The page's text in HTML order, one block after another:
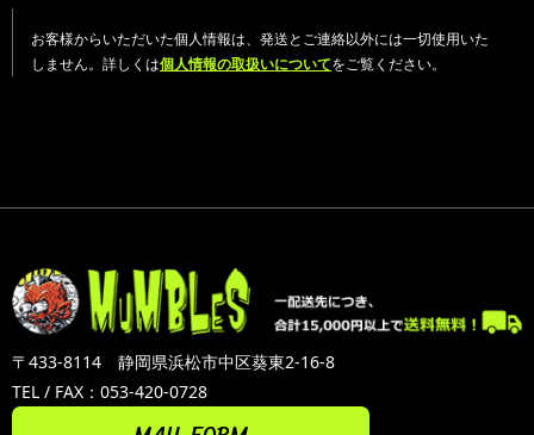
お客様からいただいた個人情報は、発送とご連絡以外には一切使用いた
しません。詳しくは個人情報の取扱いについてをご覧ください。
〒433-8114 静岡県浜松市中区葵東2-16-8
TEL / FAX：053-420-0728